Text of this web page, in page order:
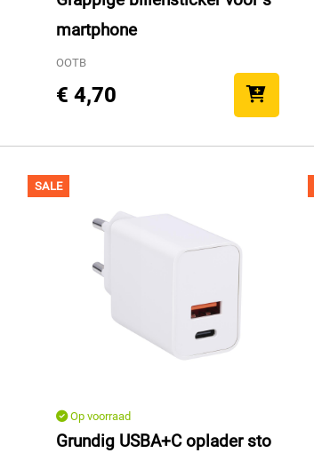
martphone
OOTB
€ 4,70
SALE
Op voorraad
Grundig USBA+C oplader sto